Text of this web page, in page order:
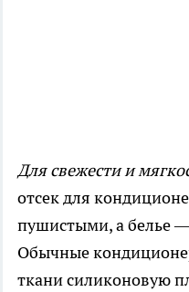
Для свежести и
отсек для
пушистыми, а белье
Обычные
ткани силиконовую